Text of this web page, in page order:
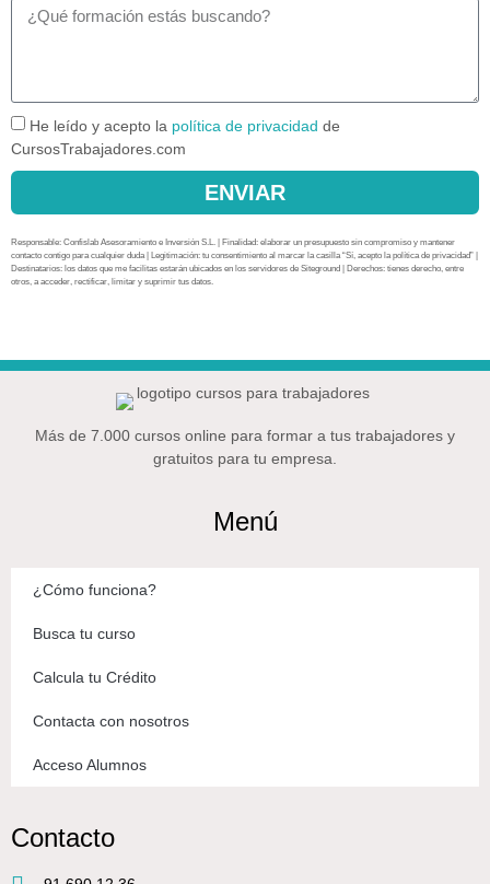
He leído y acepto la política de privacidad de
CursosTrabajadores.com
ENVIAR
Responsable: Confislab Asesoramiento e Inversión S.L. | Finalidad: elaborar un presupuesto sin compromiso y mantener
contacto contigo para cualquier duda | Legitimación: tu consentimiento al marcar la casilla “Sí, acepto la política de privacidad” |
Destinatarios: los datos que me facilitas estarán ubicados en los servidores de Siteground | Derechos: tienes derecho, entre
otros, a acceder, rectificar, limitar y suprimir tus datos.
Más de 7.000 cursos online para formar a tus trabajadores y
gratuitos para tu empresa.
Menú
¿Cómo funciona?
Busca tu curso
Calcula tu Crédito
Contacta con nosotros
Acceso Alumnos
Contacto